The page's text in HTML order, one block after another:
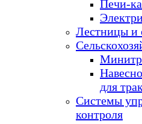
Печи-
Лестницы и
для
Системы
контроля